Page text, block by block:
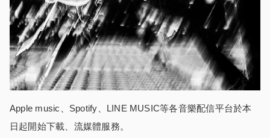
Apple music、Spotify、LINE MUSIC等各音樂配信平台於本
日起開始下載、流媒體服務。